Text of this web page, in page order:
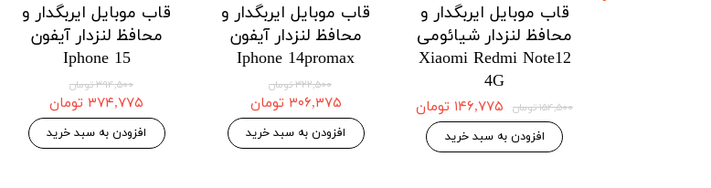
قاب موبایل ایربگدار و
محافظ لنزدار آیفون
Iphone 15
۳۹۴,۵۰۰ تومان
۳۷۴,۷۷۵ تومان
افزودن به سبد خرید
قاب موبایل ایربگدار و
محافظ لنزدار آیفون
Iphone 14promax
۳۲۲,۵۰۰ تومان
۳۰۶,۳۷۵ تومان
افزودن به سبد خرید
قاب موبایل ایربگدار و
محافظ لنزدار شیائومی
Xiaomi Redmi Note12
4G
۱۵۴,۵۰۰ تومان ۱۴۶,۷۷۵ تومان
افزودن به سبد خرید